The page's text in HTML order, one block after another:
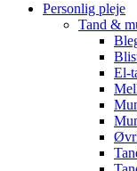
Personlig pleje
Tand &
El-